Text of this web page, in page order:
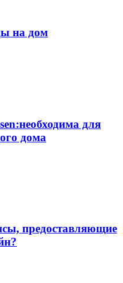
на дом
для
дома
предоставляющие